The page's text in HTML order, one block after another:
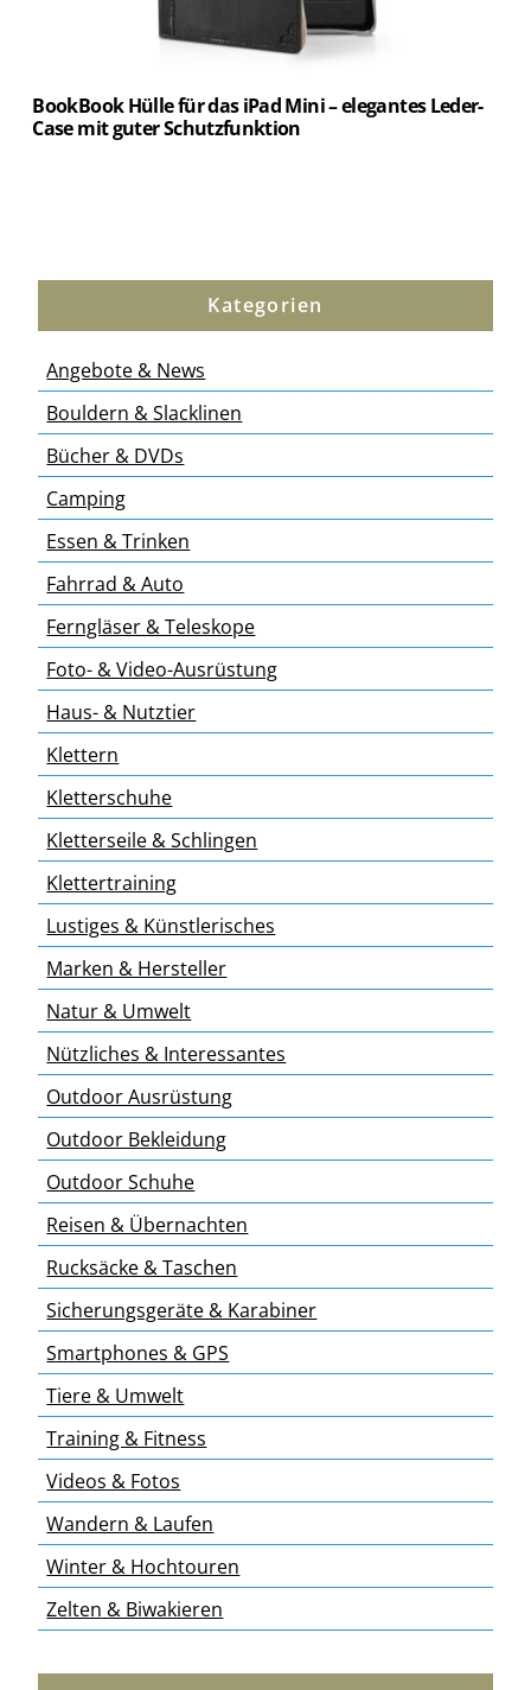
BookBook Hülle für das iPad Mini – elegantes Leder-
Case mit guter Schutzfunktion
Kategorien
Angebote & News
Bouldern & Slacklinen
Bücher & DVDs
Camping
Essen & Trinken
Fahrrad & Auto
Ferngläser & Teleskope
Foto- & Video-Ausrüstung
Haus- & Nutztier
Klettern
Kletterschuhe
Kletterseile & Schlingen
Klettertraining
Lustiges & Künstlerisches
Marken & Hersteller
Natur & Umwelt
Nützliches & Interessantes
Outdoor Ausrüstung
Outdoor Bekleidung
Outdoor Schuhe
Reisen & Übernachten
Rucksäcke & Taschen
Sicherungsgeräte & Karabiner
Smartphones & GPS
Tiere & Umwelt
Training & Fitness
Videos & Fotos
Wandern & Laufen
Winter & Hochtouren
Zelten & Biwakieren